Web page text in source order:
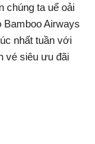
chúng ta uể oải
Bamboo Airways
nhất tuần với
vé siêu ưu đãi